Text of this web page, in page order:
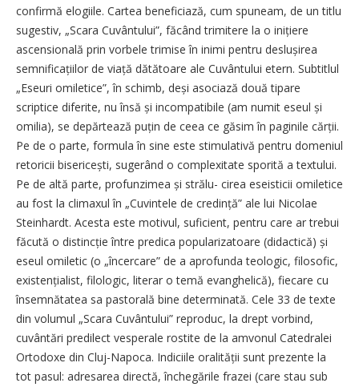
confirmă elogiile. Cartea beneficiază, cum spuneam, de un titlu
sugestiv, „Scara Cuvântului”, făcând trimitere la o inițiere
ascensională prin vorbele trimise în inimi pentru deslușirea
semnificațiilor de viață dătătoare ale Cuvântului etern. Subtitlul
„Eseuri omiletice”, în schimb, deși asociază două tipare
scriptice diferite, nu însă și incompatibile (am numit eseul și
omilia), se depărtează puțin de ceea ce găsim în paginile cărții.
Pe de o parte, formula în sine este stimulativă pentru domeniul
retoricii bisericești, sugerând o complexitate sporită a textului.
Pe de altă parte, profunzimea și strălu-­ cirea eseisticii omiletice
au fost la climaxul în „Cuvintele de credință” ale lui Nicolae
Steinhardt. Acesta este motivul, suficient, pentru care ar trebui
făcută o distincție între predica popularizatoare (didactică) și
eseul omiletic (o „încercare” de a aprofunda teologic, filosofic,
existențialist, filologic, literar o temă evanghelică), fiecare cu
însemnătatea sa pastorală bine determinată. Cele 33 de texte
din volumul „Scara Cuvântului” reproduc, la drept vorbind,
cuvântări predilect vesperale rostite de la amvonul Catedralei
Ortodoxe din Cluj-Napoca. Indiciile oralității sunt prezente la
tot pasul: adresarea directă, închegările frazei (care stau sub